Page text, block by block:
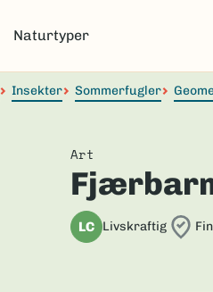
Naturtyper
Insekter Sommerfugler
Art
LC Livskraftig